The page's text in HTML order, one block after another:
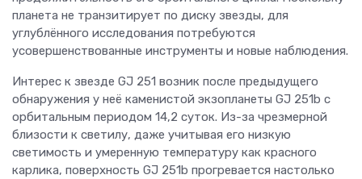
планета не транзитирует по диску звезды, для
углублённого исследования потребуются
усовершенствованные инструменты и новые наблюдения.
Интерес к звезде GJ 251 возник после предыдущего
обнаружения у неё каменистой экзопланеты GJ 251b с
орбитальным периодом 14,2 суток. Из-за чрезмерной
близости к светилу, даже учитывая его низкую
светимость и умеренную температуру как красного
карлика, поверхность GJ 251b прогревается настолько